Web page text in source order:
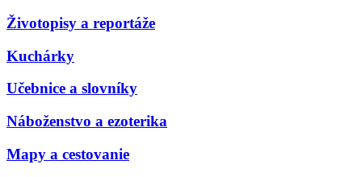
Životopisy a reportáže
Kuchárky
Učebnice a slovníky
Náboženstvo a ezoterika
Mapy a cestovanie